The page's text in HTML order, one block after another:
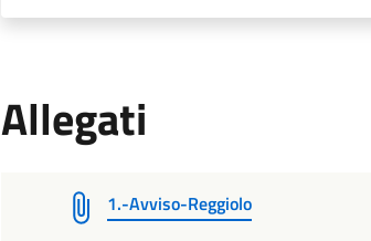
Allegati
1.-Avviso-Reggiolo